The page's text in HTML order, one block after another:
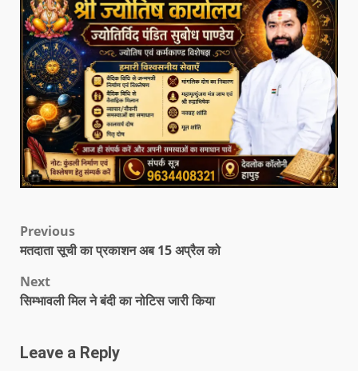
Previous
मतदाता सूची का प्रकाशन अब 15 अप्रैल को
Next
सिम्भावली मिल ने बंदी का नोटिस जारी किया
Leave a Reply